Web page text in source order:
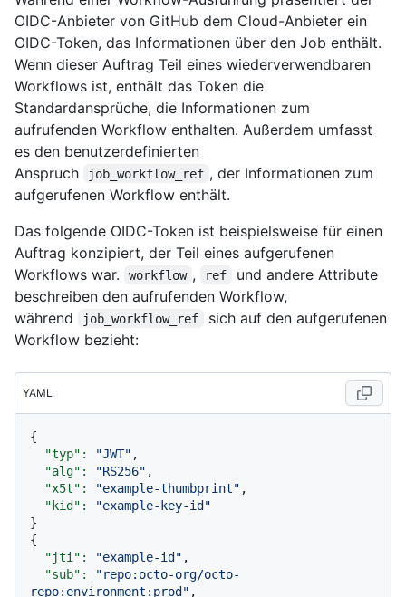
OIDC-Anbieter von GitHub dem Cloud-Anbieter ein
OIDC-Token, das Informationen über den Job enthält.
Wenn dieser Auftrag Teil eines wiederverwendbaren
Workflows ist, enthält das Token die
Standardansprüche, die Informationen zum
aufrufenden Workflow enthalten. Außerdem umfasst
es den benutzerdefinierten
Anspruch
job_workflow_ref , der Informationen zum
aufgerufenen Workflow enthält.
Das folgende OIDC-Token ist beispielsweise für einen
Auftrag konzipiert, der Teil eines aufgerufenen
Workflows war.
workflow , ref
und andere Attribute
beschreiben den aufrufenden Workflow,
während
job_workflow_ref
sich auf den aufgerufenen
Workflow bezieht:
YAML
{
"typ":
"JWT" ,
"alg":
"RS256" ,
"x5t":
"example-thumbprint" ,
"kid":
"example-key-id"
}
{
"jti":
"example-id" ,
"sub":
"repo:octo-org/octo-
repo:environment:prod" ,